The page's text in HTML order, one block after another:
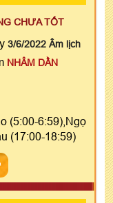
CHƯA TỐT
3/6/2022 Âm lịch
NHÂM DẦN
(5:00-6:59),Ngọ
(17:00-18:59)